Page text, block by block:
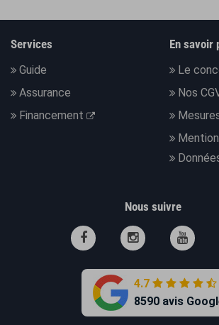
Services
Guide
Assurance
Financement
En savoir
Le
Nos
Nous suivre
4.7
8590 avis